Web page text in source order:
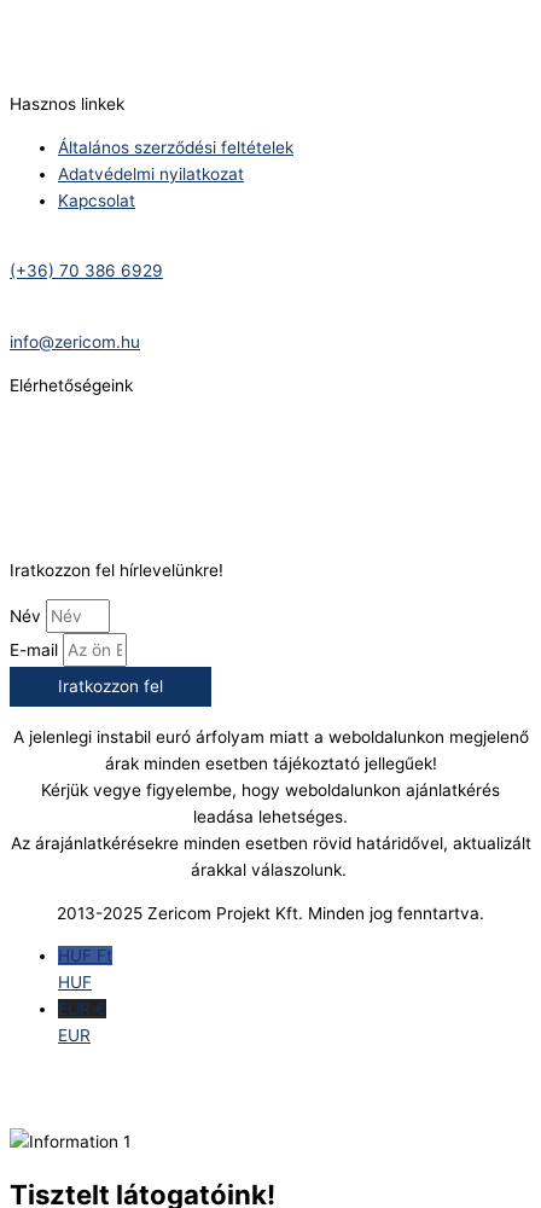
Hasznos linkek
Általános szerződési feltételek
Adatvédelmi nyilatkozat
Kapcsolat
(+36) 70 386 6929
info@zericom.hu
Elérhetőségeink
Iratkozzon fel hírlevelünkre!
Név
E-mail
Iratkozzon fel
A jelenlegi instabil euró árfolyam miatt a weboldalunkon megjelenő
árak minden esetben tájékoztató jellegűek!
Kérjük vegye figyelembe, hogy weboldalunkon ajánlatkérés
leadása lehetséges.
Az árajánlatkérésekre minden esetben rövid határidővel, aktualizált
árakkal válaszolunk.
2013-2025 Zericom Projekt Kft. Minden jog fenntartva.
HUF Ft
HUF
EUR €
EUR
Tisztelt látogatóink!